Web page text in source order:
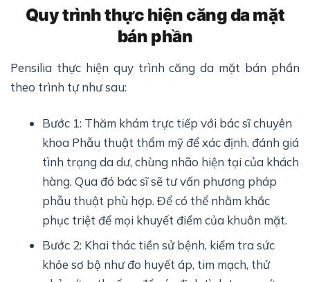
Quy trình thực hiện căng da mặt
bán phần
Pensilia thực hiện quy trình căng da mặt bán phần
theo trình tự như sau:
Bước 1: Thăm khám trực tiếp với bác sĩ chuyên
khoa Phẫu thuật thẩm mỹ để xác định, đánh giá
tình trạng da dư, chùng nhão hiện tại của khách
hàng. Qua đó bác sĩ sẽ tư vấn phương pháp
phẫu thuật phù hợp. Để có thể nhằm khắc
phục triệt để mọi khuyết điểm của khuôn mặt.
Bước 2: Khai thác tiền sử bệnh, kiểm tra sức
khỏe sơ bộ như đo huyết áp, tim mạch, thử